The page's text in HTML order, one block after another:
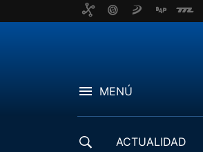
MENÚ
ACTUALIDAD